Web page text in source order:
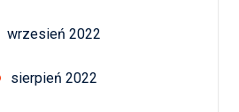
wrzesień 2022
sierpień 2022